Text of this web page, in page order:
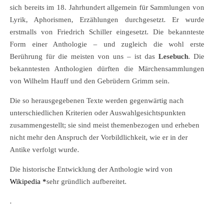
sich bereits im 18. Jahrhundert allgemein für Sammlungen von
Lyrik, Aphorismen, Erzählungen durchgesetzt. Er wurde
erstmalls von Friedrich Schiller eingesetzt. Die bekannteste
Form einer Anthologie – und zugleich die wohl erste
Berührung für die meisten von uns – ist das Lesebuch. Die
bekanntesten Anthologien dürften die Märchensammlungen
von Wilhelm Hauff und den Gebrüdern Grimm sein.
Die so herausgegebenen Texte werden gegenwärtig nach
unterschiedlichen Kriterien oder Auswahlgesichtspunkten
zusammengestellt; sie sind meist themenbezogen und erheben
nicht mehr den Anspruch der Vorbildlichkeit, wie er in der
Antike verfolgt wurde.
Die historische Entwicklung der Anthologie wird von
Wikipedia *sehr gründlich aufbereitet.
.